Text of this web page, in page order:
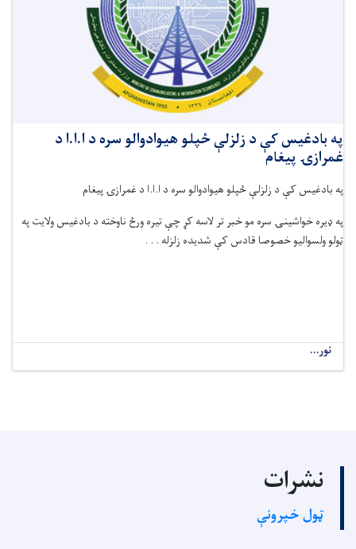
په بادغیس کې د زلزلې ځپلو هیوادوالو سره د ا.ا.ا د
غمرازۍ پيغام
په بادغیس کې د زلزلې ځپلو هیوادوالو سره د ا.ا.ا د غمرازۍ پيغام
په ډیره خواشینۍ سره مو خبر تر لاسه کړ چې تیره ورځ ناوخته د بادغیس ولایت په
ټولو ولسوالیو خصوصا قادس کې شدیده زلزله . . .
نور...
نشرات
ټول خپرونې